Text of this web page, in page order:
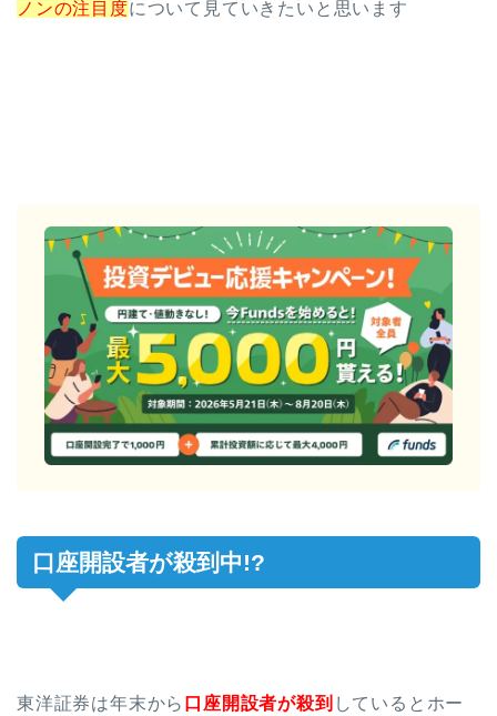
ノンの注目度について見ていきたいと思います
口座開設者が殺到中!?
東洋証券は年末から 口座開設者が殺到 しているとホー